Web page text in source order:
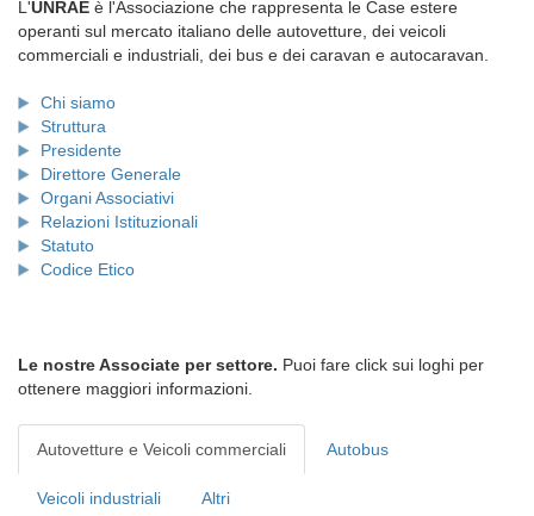
L'UNRAE è l'Associazione che rappresenta le Case estere
operanti sul mercato italiano delle autovetture, dei veicoli
commerciali e industriali, dei bus e dei caravan e autocaravan.
Chi siamo
Struttura
Presidente
Direttore Generale
Organi Associativi
Relazioni Istituzionali
Statuto
Codice Etico
Le nostre Associate per settore. Puoi fare click sui loghi per
ottenere maggiori informazioni.
Autovetture e Veicoli commerciali Autobus
Veicoli industriali Altri